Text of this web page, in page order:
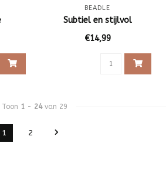
BEADLE
Subtiel en stijlvol
€14,99
Toon 1 - 24van 29
1 2